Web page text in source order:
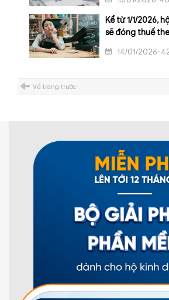
Kể từ 1/1/2026,
sẽ đóng thuế
14/01/2026-
Về trang trước